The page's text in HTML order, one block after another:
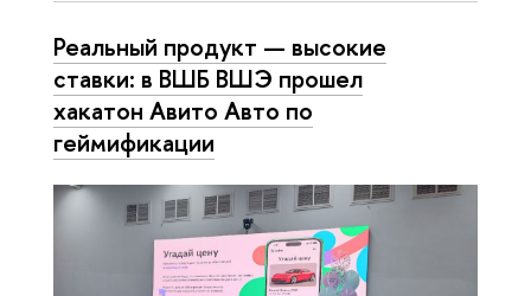
Реальный продукт — высокие
ставки: в ВШБ ВШЭ прошел
хакатон Авито Авто по
геймификации